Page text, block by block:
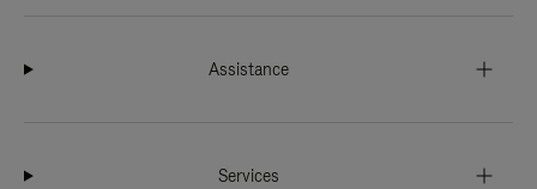
Assistance
Services